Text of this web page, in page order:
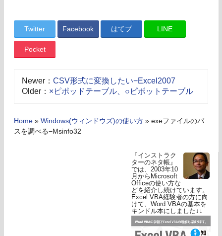
Twitter Facebook はてブ LINE
Pocket
Newer： CSV形式に変換したい−Excel2007
Older： ×ピポッドテーブル、○ピボットテーブル
Home » Windows(ウィンドウズ)の使い方 » exeファイルのパ
スを調べる−Msinfo32
『インストラク
ターのネタ帳』
では、2003年10
月からMicrosoft
Officeの使い方な
どを紹介し続けています。
Excel VBA経験者の方に向
けて、Word VBAの基本を
キンドル本にしました↓↓